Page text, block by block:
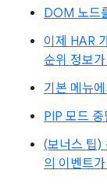
DOM 노드
이제 HAR
순위 정보
기본 메뉴
PIP 모드 중
(보너스 팁)
의 이벤트